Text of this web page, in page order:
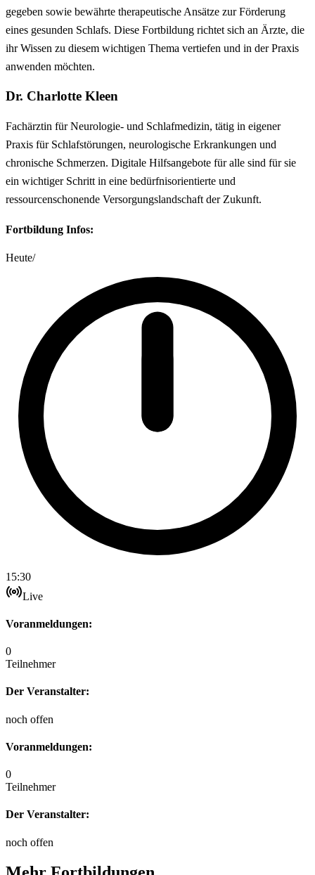
gegeben sowie bewährte therapeutische Ansätze zur Förderung
eines gesunden Schlafs. Diese Fortbildung richtet sich an Ärzte, die
ihr Wissen zu diesem wichtigen Thema vertiefen und in der Praxis
anwenden möchten.
Dr. Charlotte Kleen
Fachärztin für Neurologie- und Schlafmedizin, tätig in eigener
Praxis für Schlafstörungen, neurologische Erkrankungen und
chronische Schmerzen. Digitale Hilfsangebote für alle sind für sie
ein wichtiger Schritt in eine bedürfnisorientierte und
ressourcenschonende Versorgungslandschaft der Zukunft.
Fortbildung Infos:
Heute/
15:30
Live
Voranmeldungen:
0
Teilnehmer
Der Veranstalter:
noch offen
Voranmeldungen:
0
Teilnehmer
Der Veranstalter:
noch offen